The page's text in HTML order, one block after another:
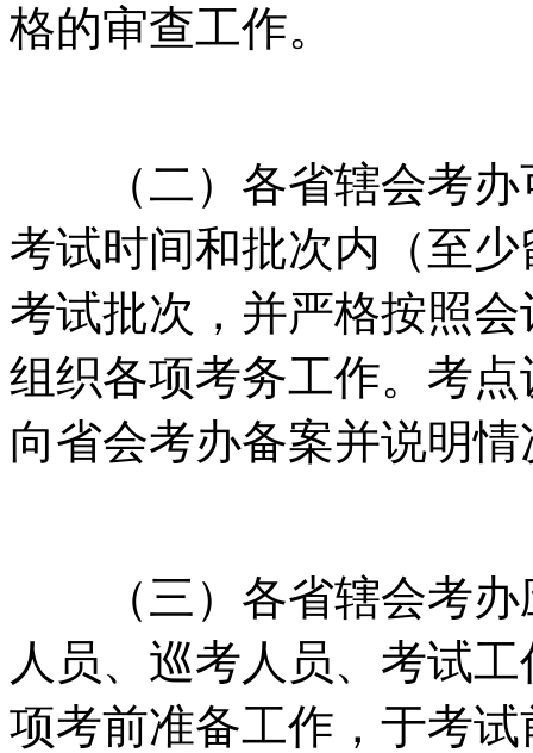
格的审查工作。
（二）各省辖会考办
考试时间和批次内（至
考试批次，并严格按照
组织各项考务工作。考
向省会考办备案并说明情
（三）各省辖会考办
人员、巡考人员、考试
项考前准备工作，于考